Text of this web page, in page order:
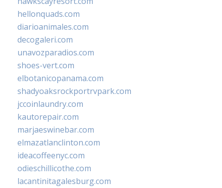
hellonquads.com
diarioanimales.com
decogaleri.com
unavozparadios.com
shoes-vert.com
elbotanicopanama.com
shadyoaksrockportrvpark.com
jccoinlaundry.com
kautorepair.com
marjaeswinebar.com
elmazatlanclinton.com
ideacoffeenyc.com
odieschillicothe.com
lacantinitagalesburg.com